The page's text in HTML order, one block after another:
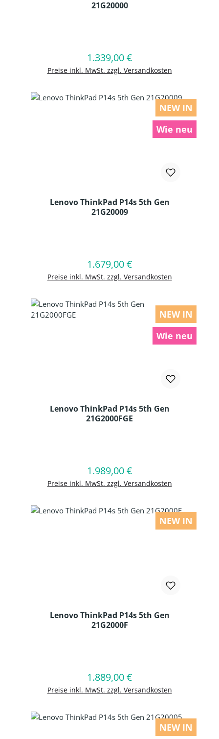
21G20000
Regulärer Preis:
1.339,00 €
Preise inkl. MwSt. zzgl. Versandkosten
In den Warenkorb
NEW IN
Wie neu
Lenovo ThinkPad P14s 5th Gen
21G20009
Regulärer Preis:
1.679,00 €
Preise inkl. MwSt. zzgl. Versandkosten
In den Warenkorb
NEW IN
Wie neu
Lenovo ThinkPad P14s 5th Gen
21G2000FGE
Regulärer Preis:
1.989,00 €
Preise inkl. MwSt. zzgl. Versandkosten
In den Warenkorb
NEW IN
Lenovo ThinkPad P14s 5th Gen
21G2000F
Regulärer Preis:
1.889,00 €
Preise inkl. MwSt. zzgl. Versandkosten
In den Warenkorb
NEW IN